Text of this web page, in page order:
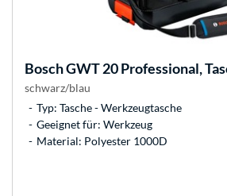
BoschGWT 20 Professional,
schwarz/blau
Typ: Tasche - Werkzeugtasche
Geeignet für: Werkzeug
Material: Polyester 1000D